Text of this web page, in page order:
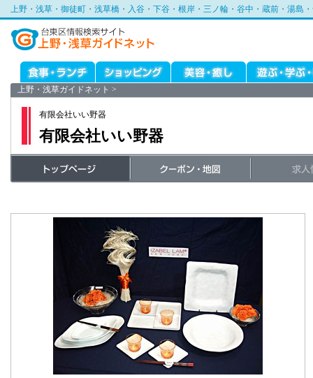
上野・浅草・御徒町・浅草橋・入谷・下谷・根岸・三ノ輪・谷中・蔵前・湯島
上野・浅草ガイドネット >
有限会社いい野器
有限会社いい野器